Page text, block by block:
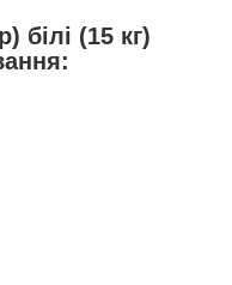
білі (15 кг)